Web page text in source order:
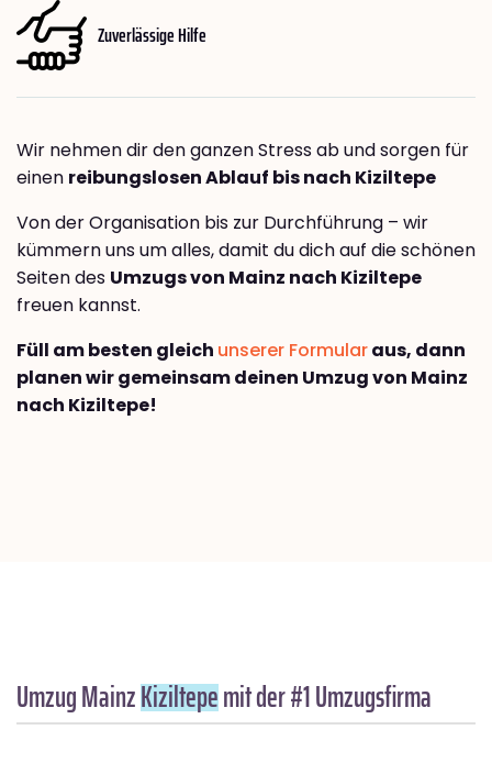
Zuverlässige Hilfe
Wir nehmen dir den ganzen Stress ab und sorgen für
einen reibungslosen Ablauf bis nach Kiziltepe
Von der Organisation bis zur Durchführung – wir
kümmern uns um alles, damit du dich auf die schönen
Seiten des Umzugs von Mainz nach Kiziltepe
freuen kannst.
Füll am besten gleich unserer Formularaus, dann
planen wir gemeinsam deinen Umzug von Mainz
nach Kiziltepe!
Umzug MainzKiziltepemit der #1 Umzugsfirma